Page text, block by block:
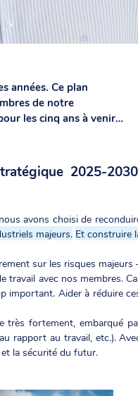
années. Ce plan
de notre
les cinq ans à venir…
2025-
avons choisi de
majeurs. Et construire
sur les risques majeurs
travail avec nos membres.
important. Aider à réduire
très fortement, embarqué
rapport au travail, etc.).
la sécurité du futur.